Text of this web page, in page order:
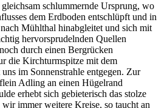
schlummernde Ursprung, wo
dem Erdboden entschlüpft und in
Mühlthal hinabgleitet und sich mit
hervorsprudelnden Quellen
durch einen Bergrücken
die Kirchturmspitze mit dem
im Sonnenstrahle entgegen. Zur
Adling an einen Hügelrand
erhebt sich gebieterisch das stolze
immer weitere Kreise, so taucht an